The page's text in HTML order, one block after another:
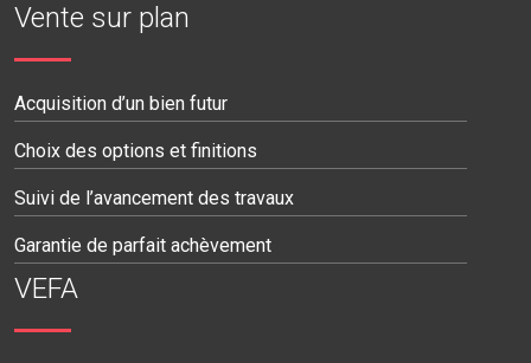
Vente sur plan
Acquisition d’un bien futur
Choix des options et finitions
Suivi de l’avancement des travaux
Garantie de parfait achèvement
VEFA